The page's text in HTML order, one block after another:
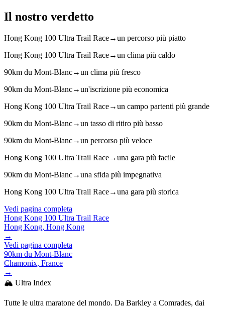
Il nostro verdetto
Hong Kong 100 Ultra Trail Race→un percorso più piatto
Hong Kong 100 Ultra Trail Race→un clima più caldo
90km du Mont-Blanc→un clima più fresco
90km du Mont-Blanc→un'iscrizione più economica
Hong Kong 100 Ultra Trail Race→un campo partenti più grande
90km du Mont-Blanc→un tasso di ritiro più basso
90km du Mont-Blanc→un percorso più veloce
Hong Kong 100 Ultra Trail Race→una gara più facile
90km du Mont-Blanc→una sfida più impegnativa
Hong Kong 100 Ultra Trail Race→una gara più storica
Vedi pagina completa
Hong Kong 100 Ultra Trail Race
Hong Kong, Hong Kong
→
Vedi pagina completa
90km du Mont-Blanc
Chamonix, France
→
🏔️ Ultra Index
Tutte le ultra maratone del mondo. Da Barkley a Comrades, dai